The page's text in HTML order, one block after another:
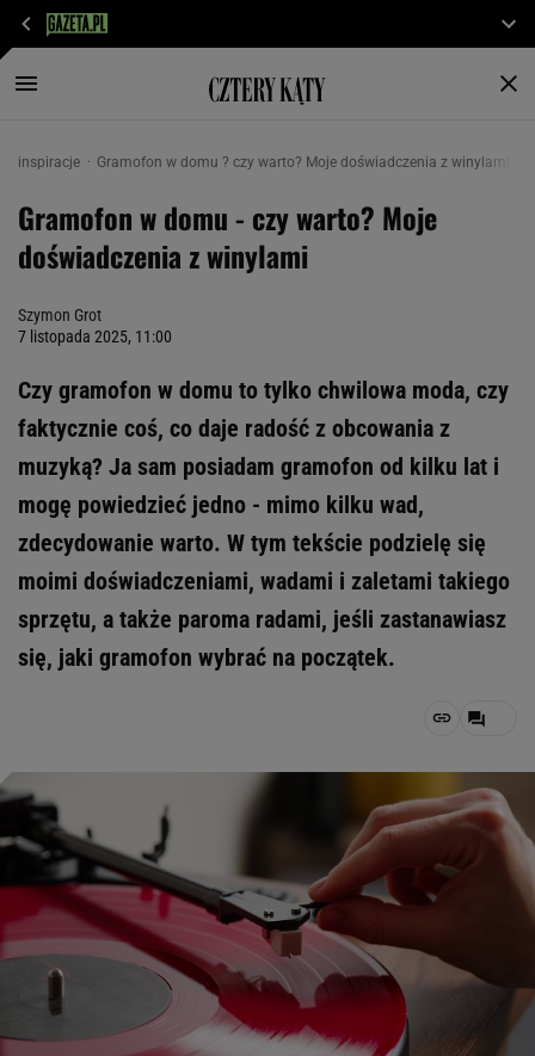
inspiracje Gramofon w domu ? czy warto? Moje doświadczenia z winylami
Gramofon w domu - czy warto? Moje
doświadczenia z winylami
Szymon Grot
7 listopada 2025, 11:00
Czy gramofon w domu to tylko chwilowa moda, czy
faktycznie coś, co daje radość z obcowania z
muzyką? Ja sam posiadam gramofon od kilku lat i
mogę powiedzieć jedno - mimo kilku wad,
zdecydowanie warto. W tym tekście podzielę się
moimi doświadczeniami, wadami i zaletami takiego
sprzętu, a także paroma radami, jeśli zastanawiasz
się, jaki gramofon wybrać na początek.